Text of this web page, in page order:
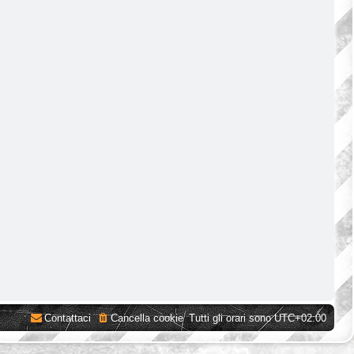
Tutti gli orari sonoUTC+02:00
Cancella cookie
Contattaci